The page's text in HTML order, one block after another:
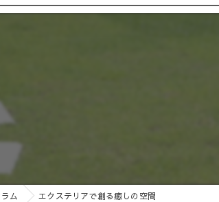
ッキング
ラム エクステリアで創る癒しの空間